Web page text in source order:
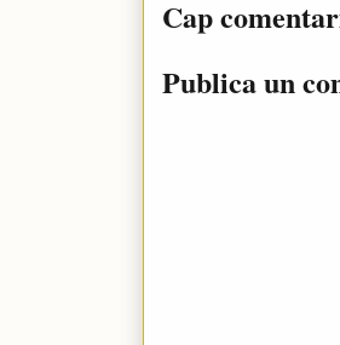
Cap
Publica un